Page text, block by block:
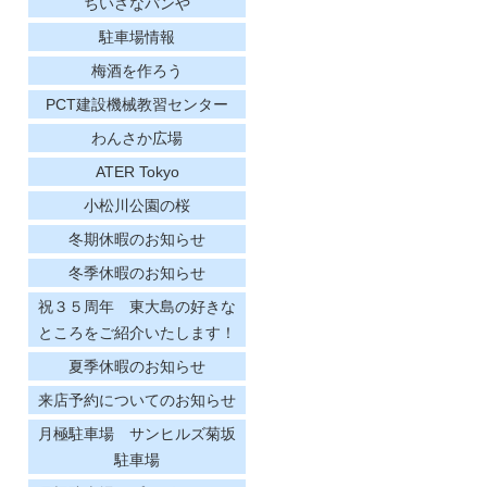
駐車場情報
梅酒を作ろう
PCT建設機械教習センター
わんさか広場
ATER Tokyo
小松川公園の桜
冬期休暇のお知らせ
冬季休暇のお知らせ
祝３５周年 東大島の好きな
ところをご紹介いたします！
夏季休暇のお知らせ
来店予約についてのお知らせ
月極駐車場 サンヒルズ菊坂
駐車場